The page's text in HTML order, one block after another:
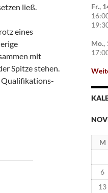
ließ.
eines
mit
Spitze stehen.
Qualifikations-
Fr.,
Mo.,
M
6
13